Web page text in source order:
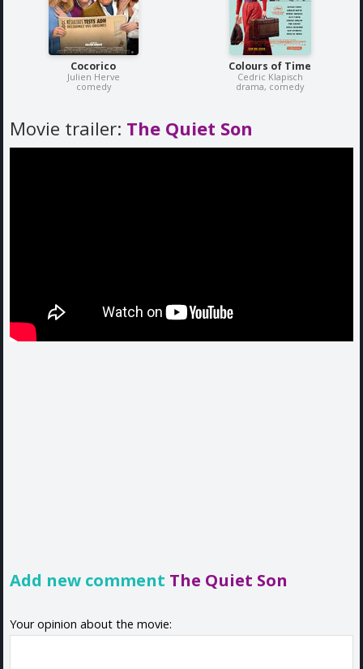
Cocorico
Julien Herve
comedy
Colours of Time
Cedric Klapisch
drama, comedy
Movie trailer: The Quiet Son
Add new comment The Quiet Son
Your opinion about the movie: